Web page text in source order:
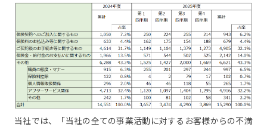
当社では、「当社の全ての事業活動に対するお客様からの不満